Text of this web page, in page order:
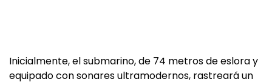
Inicialmente, el submarino, de 74 metros de eslora y
equipado con sonares ultramodernos, rastreará un